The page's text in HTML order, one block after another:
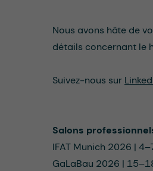
Nous avons hâte de
détails concernant le
Suivez-nous sur
Salons
IFAT Munich 2026 |
GaLaBau 2026 |